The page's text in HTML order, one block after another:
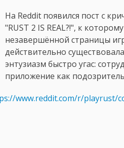
На Reddit появился пост с
"RUST 2 IS REAL?!", к
незавершённой страницы
действительно
энтузиазм быстро угас:
приложение как
www.reddit.com/r/playrust/